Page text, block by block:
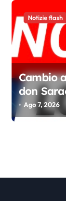
Notizie flash
Cambio
don
Ago 7, 2026